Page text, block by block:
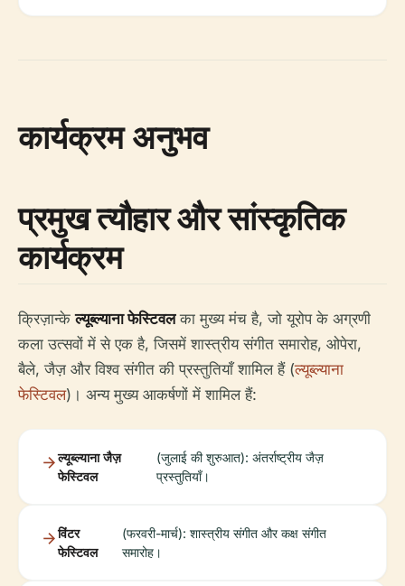
कार्यक्रम अनुभव
प्रमुख त्यौहार और सांस्कृतिक
कार्यक्रम
क्रिज़ान्केल्यूब्ल्याना फेस्टिवलका मुख्य मंच है, जो यूरोप के अग्रणी
कला उत्सवों में से एक है, जिसमें शास्त्रीय संगीत समारोह, ओपेरा,
बैले, जैज़ और विश्व संगीत की प्रस्तुतियाँ शामिल हैं (ल्यूब्ल्याना
फेस्टिवल)। अन्य मुख्य आकर्षणों में शामिल हैं:
ल्यूब्ल्याना जैज़
फेस्टिवल
(जुलाई की शुरुआत): अंतर्राष्ट्रीय जैज़
प्रस्तुतियाँ।
विंटर
फेस्टिवल
(फरवरी-मार्च): शास्त्रीय संगीत और कक्ष संगीत
समारोह।